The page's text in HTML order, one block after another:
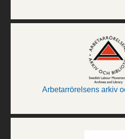
Arbetarrörelsens arkiv